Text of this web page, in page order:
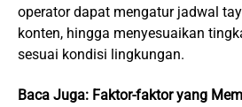
operator dapat mengatur jadwal
konten, hingga menyesuaikan
sesuai kondisi lingkungan.
Baca Juga: Faktor-faktor yang